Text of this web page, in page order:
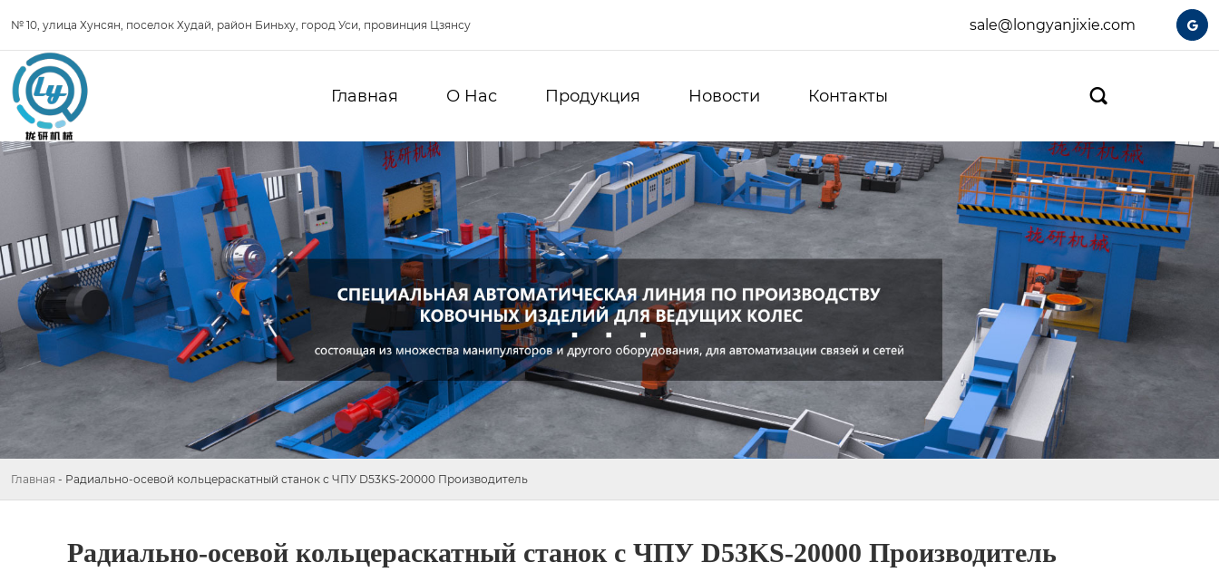
№ 10, улица Хунсян, поселок Худай, район Биньху, город Уси, провинция Цзянсу sale@longyanjixie.com 
Главная О Hас Продукция Новости Контакты 
Главная - Радиально-осевой кольцераскатный станок с ЧПУ D53KS-20000 Производитель
Радиально-осевой кольцераскатный станок с ЧПУ D53KS-20000 Производитель